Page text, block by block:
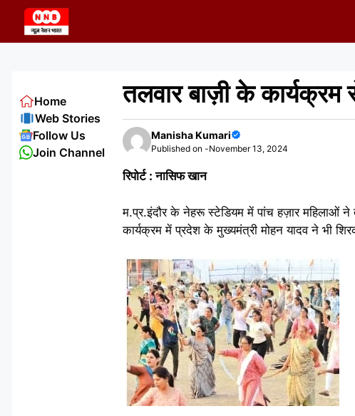
content
तलवार बाज़ी के
Manisha Kumari
Published on -November 13, 2024
रिपोर्ट : नासिफ खान
म.प्र.इंदौर के नेहरू स्टेडियम में पांच हज़ार महिलाओं ने
कार्यक्रम में प्रदेश के मुख्यमंत्री मोहन यादव ने भी
Home
Web Stories
Follow Us
Join Channel